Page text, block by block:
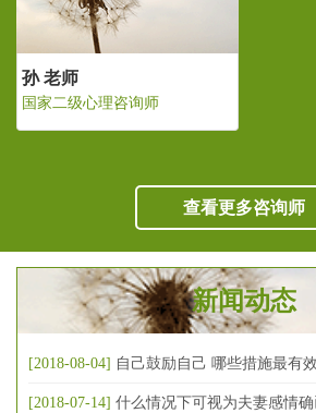
查看更多咨询师
新闻动态
[2018-08-04] 自己鼓励自己 哪些措施最有效
[2018-07-14] 什么情况下可视为夫妻感情确